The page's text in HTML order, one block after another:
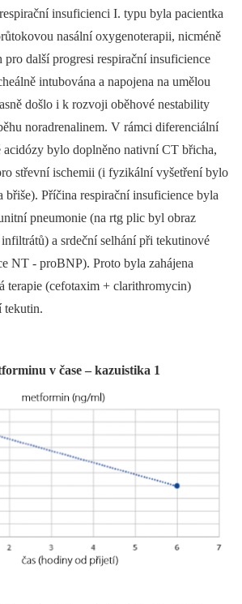
insuficienci I. typu byla pacientka
nasální oxygenoterapii, nicméně
další progresi respirační insuficience
intubována a napojena na umělou
došlo i k rozvoji oběhové nestability
noradrenalinem. V rámci diferenciální
acidózy bylo doplněno nativní CT břicha,
střevní ischemii (i fyzikální vyšetření bylo
břiše). Příčina respirační insuficience byla
pneumonie (na rtg plic byl obraz
a srdeční selhání při tekutinové
NT -⁠ proBNP). Proto byla zahájena
terapie (cefotaxim + clarithromycin)
tekutin.
v čase – kazuistika 1